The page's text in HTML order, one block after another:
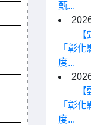
甄...
「彰
度...
「彰
度...